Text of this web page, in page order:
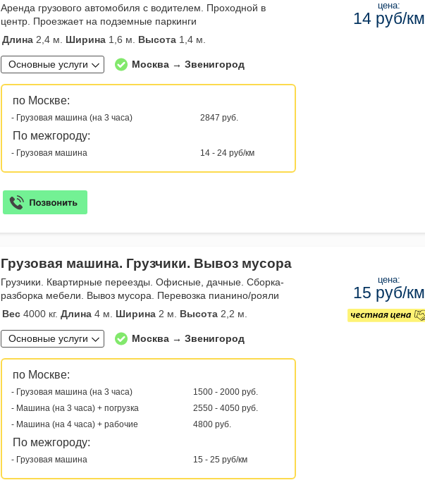
Аренда грузового автомобиля с водителем. Проходной в
центр. Проезжает на подземные паркинги
Длина 2,4 м. Ширина 1,6 м. Высота 1,4 м.
Основные услуги Москва → Звенигород
по Москве:
- Грузовая машина (на 3 часа) 2847 руб.
По межгороду:
- Грузовая машина 14 - 24 руб/км
цена:
14 руб/км
Грузовая машина. Грузчики. Вывоз мусора
Грузчики. Квартирные переезды. Офисные, дачные. Сборка-
разборка мебели. Вывоз мусора. Перевозка пианино/рояли
Вес 4000 кг. Длина 4 м. Ширина 2 м. Высота 2,2 м.
Основные услуги Москва → Звенигород
по Москве:
- Грузовая машина (на 3 часа)
1500 - 2000 руб.
- Машина (на 3 часа) + погрузка
2550 - 4050 руб.
- Машина (на 4 часа) + рабочие
4800 руб.
По межгороду:
- Грузовая машина 15 - 25 руб/км
цена:
15 руб/км